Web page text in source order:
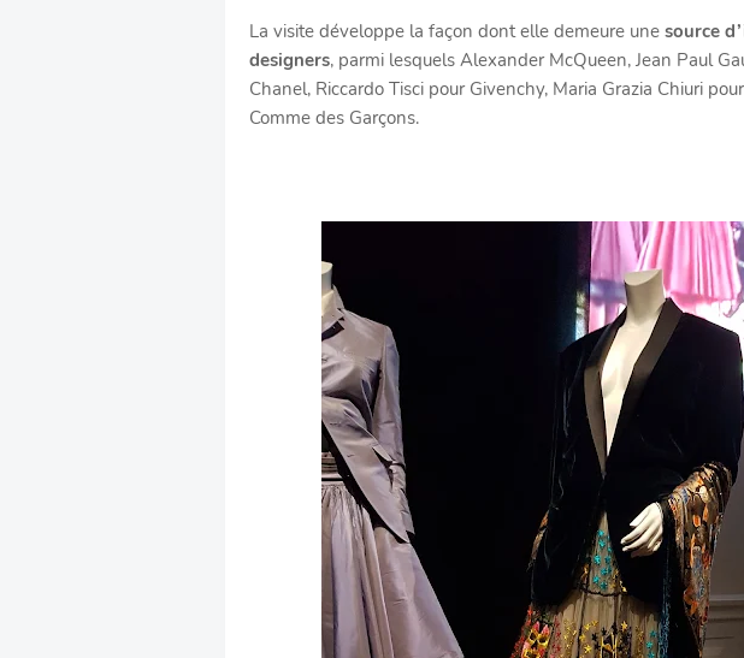
La visite développe la façon dont elle demeure une source
designers, parmi lesquels Alexander McQueen, Jean Paul
Chanel, Riccardo Tisci pour Givenchy, Maria Grazia Chiuri
Comme des Garçons.